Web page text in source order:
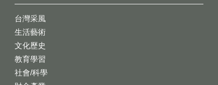
台灣采風
生活藝術
文化歷史
教育學習
社會/科學